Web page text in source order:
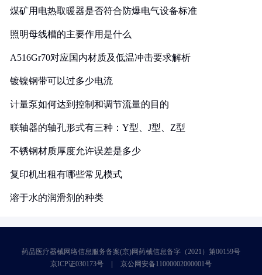
煤矿用电热取暖器是否符合防爆电气设备标准
照明母线槽的主要作用是什么
A516Gr70对应国内材质及低温冲击要求解析
镀镍钢带可以过多少电流
计量泵如何达到控制和调节流量的目的
联轴器的轴孔形式有三种：Y型、J型、Z型
不锈钢材质厚度允许误差是多少
复印机出租有哪些常见模式
溶于水的润滑剂的种类
药品医疗器械网络信息服务备案(京)网药械信息备字（2021）第00159号
京ICP证030173号
京公网安备11000002000001号